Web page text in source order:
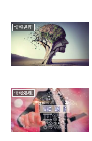
情報処理
情報処理